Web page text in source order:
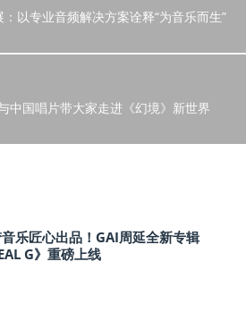
以专业音频解决方案诠释“为音乐而生”
中国唱片带大家走进《幻境》新世界
乐匠心出品！GAI周延全新专辑
G》重磅上线